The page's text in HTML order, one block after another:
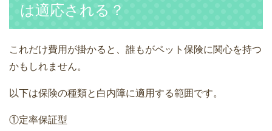
は適応される？
これだけ費用が掛かると、誰もがペット保険に関心を持つ
かもしれません。
以下は保険の種類と白内障に適用する範囲です。
①定率保証型